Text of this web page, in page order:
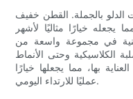
الدلو بالجملة. القطن خفيف
يجعله خيارًا مثاليًا لأشهر
في مجموعة واسعة من
الكلاسيكية وحتى الأنماط
بها، مما يجعلها خيارًا
عمليًا للارتداء اليومي.